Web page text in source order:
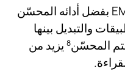
بفضل أدائه المحسّن
والتبديل بينها
المحسّن8 يزيد من